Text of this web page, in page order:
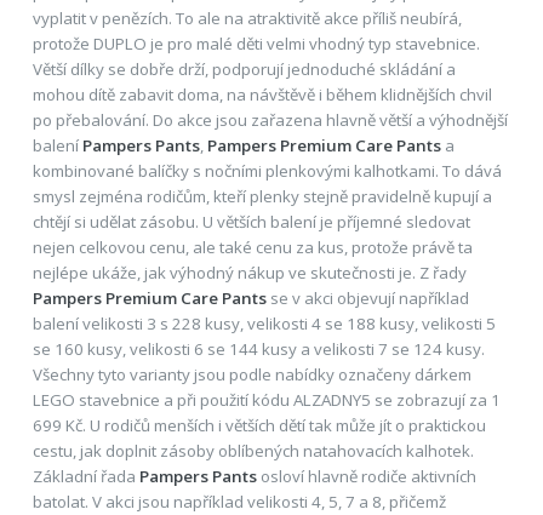
vyplatit v penězích. To ale na atraktivitě akce příliš neubírá,
protože DUPLO je pro malé děti velmi vhodný typ stavebnice.
Větší dílky se dobře drží, podporují jednoduché skládání a
mohou dítě zabavit doma, na návštěvě i během klidnějších chvil
po přebalování. Do akce jsou zařazena hlavně větší a výhodnější
balení Pampers Pants, Pampers Premium Care Pantsa
kombinované balíčky s nočními plenkovými kalhotkami. To dává
smysl zejména rodičům, kteří plenky stejně pravidelně kupují a
chtějí si udělat zásobu. U větších balení je příjemné sledovat
nejen celkovou cenu, ale také cenu za kus, protože právě ta
nejlépe ukáže, jak výhodný nákup ve skutečnosti je. Z řady
Pampers Premium Care Pantsse v akci objevují například
balení velikosti 3 s 228 kusy, velikosti 4 se 188 kusy, velikosti 5
se 160 kusy, velikosti 6 se 144 kusy a velikosti 7 se 124 kusy.
Všechny tyto varianty jsou podle nabídky označeny dárkem
LEGO stavebnice a při použití kódu ALZADNY5 se zobrazují za 1
699 Kč. U rodičů menších i větších dětí tak může jít o praktickou
cestu, jak doplnit zásoby oblíbených natahovacích kalhotek.
Základní řada Pampers Pantsosloví hlavně rodiče aktivních
batolat. V akci jsou například velikosti 4, 5, 7 a 8, přičemž